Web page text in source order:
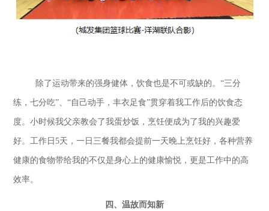
除了运动带来的强身健体，饮食也是不可或缺的。 “三分
练，七分吃”、“自己动手，丰衣足食”贯穿着我工作后的饮食态
度。小时候我父亲教会了我蛋炒饭，烹饪便成为了我的兴趣爱
好。工作日5天，一日三餐我都会提前一天晚上烹饪好，各种营养
健康的食物带给我的不仅是身心上的健康愉悦，更是工作中的高
效率。
四、温故而知新